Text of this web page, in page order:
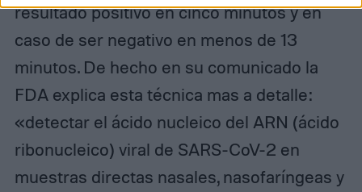
resultado positivo en cinco minutos y en
caso de ser negativo en menos de 13
minutos. De hecho en su comunicado la
FDA explica esta técnica mas a detalle:
«detectar el ácido nucleico del ARN (ácido
ribonucleico) viral de SARS-CoV-2 en
muestras directas nasales, nasofaríngeas y